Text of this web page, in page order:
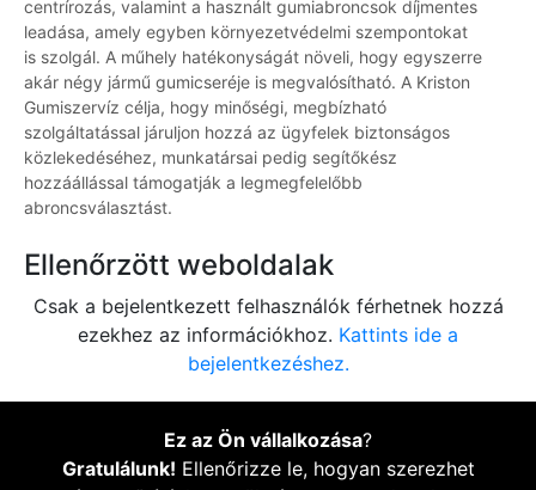
centrírozás, valamint a használt gumiabroncsok díjmentes
leadása, amely egyben környezetvédelmi szempontokat
is szolgál. A műhely hatékonyságát növeli, hogy egyszerre
akár négy jármű gumicseréje is megvalósítható. A Kriston
Gumiszervíz célja, hogy minőségi, megbízható
szolgáltatással járuljon hozzá az ügyfelek biztonságos
közlekedéséhez, munkatársai pedig segítőkész
hozzáállással támogatják a legmegfelelőbb
abroncsválasztást.
Ellenőrzött weboldalak
Csak a bejelentkezett felhasználók férhetnek hozzá
ezekhez az információkhoz. Kattints ide a
bejelentkezéshez.
Ez az Ön vállalkozása?
Gratulálunk! Ellenőrizze le, hogyan szerezhet